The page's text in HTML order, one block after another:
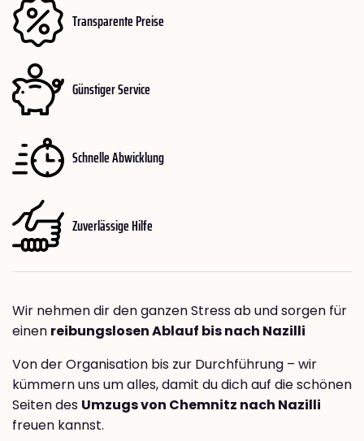
Transparente Preise
Günstiger Service
Schnelle Abwicklung
Zuverlässige Hilfe
Wir nehmen dir den ganzen Stress ab und sorgen für
einen reibungslosen Ablauf bis nach Nazilli
Von der Organisation bis zur Durchführung – wir
kümmern uns um alles, damit du dich auf die schönen
Seiten des Umzugs von Chemnitz nach Nazilli
freuen kannst.